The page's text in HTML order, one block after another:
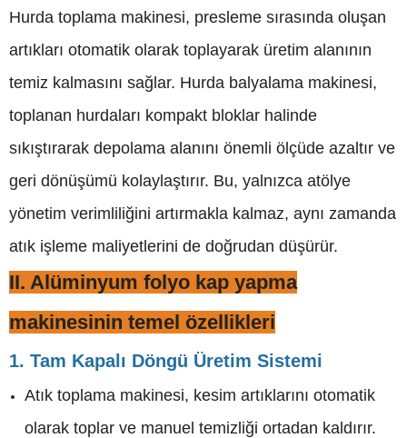
Hurda toplama makinesi, presleme sırasında oluşan
artıkları otomatik olarak toplayarak üretim alanının
temiz kalmasını sağlar. Hurda balyalama makinesi,
toplanan hurdaları kompakt bloklar halinde
sıkıştırarak depolama alanını önemli ölçüde azaltır ve
geri dönüşümü kolaylaştırır. Bu, yalnızca atölye
yönetim verimliliğini artırmakla kalmaz, aynı zamanda
atık işleme maliyetlerini de doğrudan düşürür.
II. Alüminyum folyo kap yapma
makinesinin temel özellikleri
1. Tam Kapalı Döngü Üretim Sistemi
Atık toplama makinesi, kesim artıklarını otomatik
olarak toplar ve manuel temizliği ortadan kaldırır.